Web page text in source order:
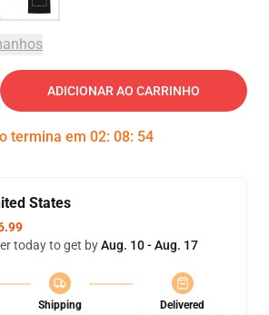
ADICIONAR AO CARRINHO
termina em 02: 08: 54
States
today to get byAug. 10 - Aug. 17
Shipping
Delivered